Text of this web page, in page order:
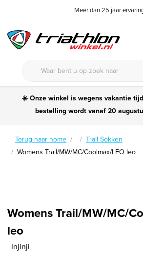
Meer dan 25 jaar
☀️ Onze winkel is wegens vakantie
bestelling wordt vanaf 20
Terug naar home
Trail Sokken
Womens Trail/MW/MC/Coolmax/LEO leo
Womens Trail/MW/MC/
leo
Injinji